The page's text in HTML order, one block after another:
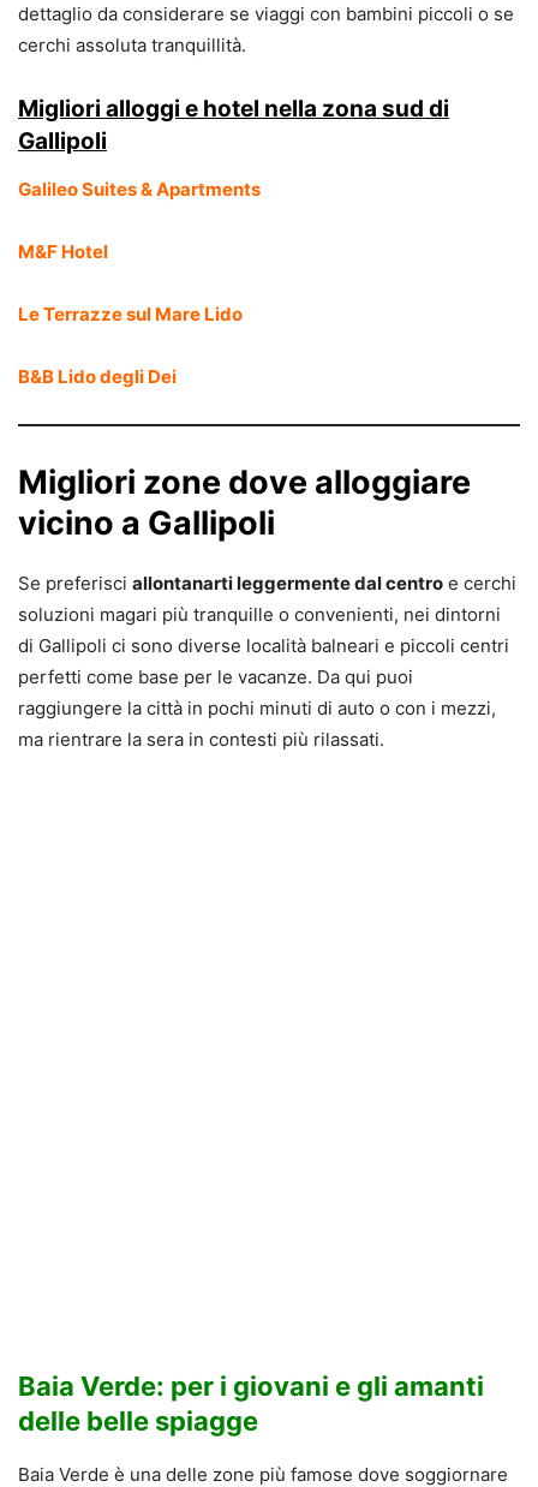
dettaglio da considerare se viaggi con bambini piccoli o se
cerchi assoluta tranquillità.
Migliori alloggi e hotel nella zona sud di
Gallipoli
Galileo Suites & Apartments
M&F Hotel
Le Terrazze sul Mare Lido
B&B Lido degli Dei
Migliori zone dove alloggiare
vicino a Gallipoli
Se preferisci allontanarti leggermente dal centro e cerchi
soluzioni magari più tranquille o convenienti, nei dintorni
di Gallipoli ci sono diverse località balneari e piccoli centri
perfetti come base per le vacanze. Da qui puoi
raggiungere la città in pochi minuti di auto o con i mezzi,
ma rientrare la sera in contesti più rilassati.
Baia Verde: per i giovani e gli amanti
delle belle spiagge
Baia Verde è una delle zone più famose dove soggiornare